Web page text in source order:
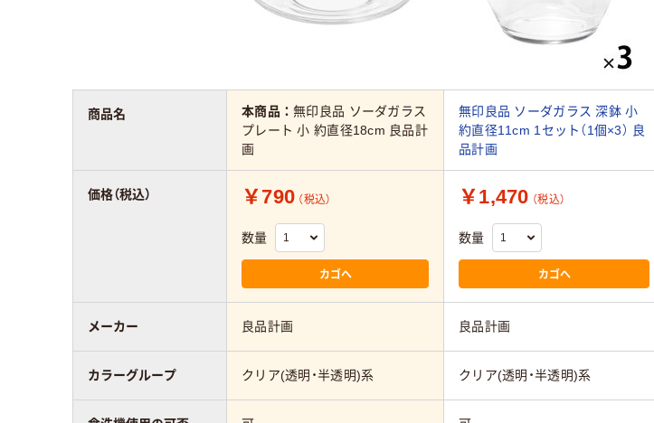
商品名 本商品：無印良品 ソーダガラス
プレート 小 約直径18cm 良品計
画
無印良品 ソーダガラス 深鉢 小
約直径11cm 1セット（1個×3） 良
品計画
価格（税込） ￥790 （税込）
数量
カゴへ
￥1,470 （税込）
数量
カゴへ
メーカー 良品計画 良品計画
カラーグループ クリア(透明・半透明)系 クリア(透明・半透明)系